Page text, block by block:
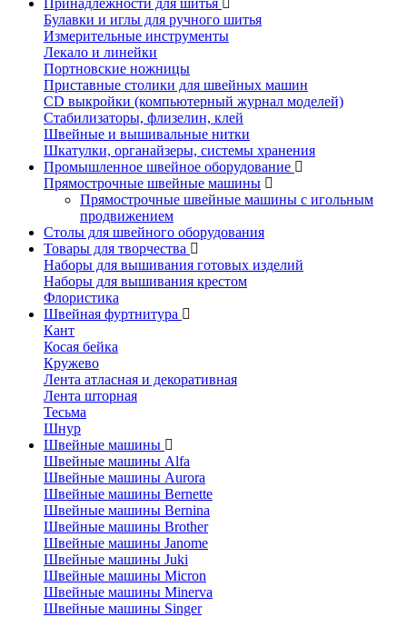
Принадлежности для шитья
Булавки и иглы для ручного шитья
Измерительные инструменты
Лекало и линейки
Портновские ножницы
Приставные столики для швейных машин
СD выкройки (компьютерный журнал моделей)
Стабилизаторы, флизелин, клей
Швейные и вышивальные нитки
Шкатулки, органайзеры, системы хранения
Промышленное швейное оборудование
Прямострочные швейные машины
Прямострочные швейные машины с игольным
продвижением
Столы для швейного оборудования
Товары для творчества
Наборы для вышивания готовых изделий
Наборы для вышивания крестом
Флористика
Швейная фуртнитура
Кант
Косая бейка
Кружево
Лента aтласная и декоративная
Лента шторная
Тесьма
Шнур
Швейные машины
Швейные машины Alfa
Швейные машины Aurora
Швейные машины Bernette
Швейные машины Bernina
Швейные машины Brother
Швейные машины Janome
Швейные машины Juki
Швейные машины Micron
Швейные машины Minerva
Швейные машины Singer